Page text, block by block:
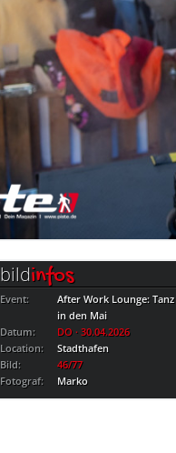
bildinfos
Event:
After Work Lounge: Tanz
in den Mai
Datum:
DO · 30.04.2026
Location:
Stadthafen
Bild:
46/77
Fotograf:
Marko